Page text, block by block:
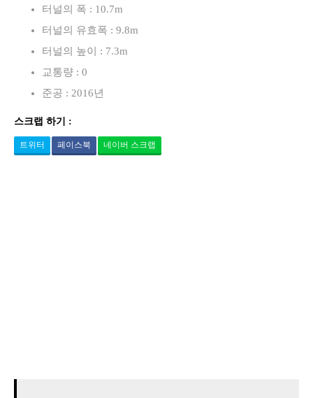
터널의 폭 : 10.7m
터널의 유효폭 : 9.8m
터널의 높이 : 7.3m
교통량 : 0
준공 : 2016년
스크랩 하기 :
트위터 페이스북 네이버 스크랩